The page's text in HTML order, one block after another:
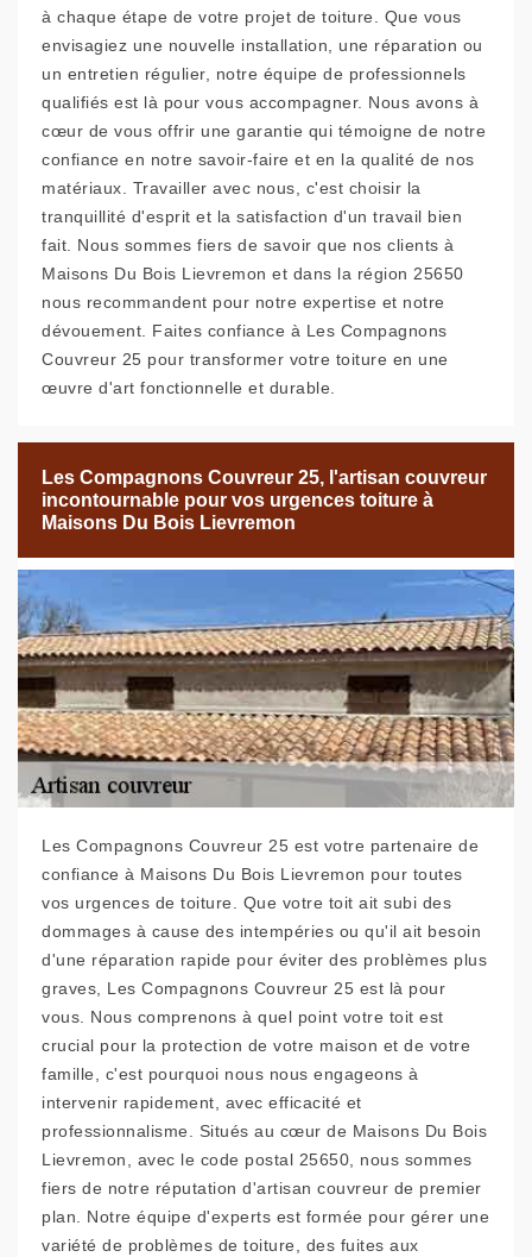
à chaque étape de votre projet de toiture. Que vous
envisagiez une nouvelle installation, une réparation ou
un entretien régulier, notre équipe de professionnels
qualifiés est là pour vous accompagner. Nous avons à
cœur de vous offrir une garantie qui témoigne de notre
confiance en notre savoir-faire et en la qualité de nos
matériaux. Travailler avec nous, c'est choisir la
tranquillité d'esprit et la satisfaction d'un travail bien
fait. Nous sommes fiers de savoir que nos clients à
Maisons Du Bois Lievremon et dans la région 25650
nous recommandent pour notre expertise et notre
dévouement. Faites confiance à Les Compagnons
Couvreur 25 pour transformer votre toiture en une
œuvre d'art fonctionnelle et durable.
Les Compagnons Couvreur 25, l'artisan couvreur
incontournable pour vos urgences toiture à
Maisons Du Bois Lievremon
Les Compagnons Couvreur 25 est votre partenaire de
confiance à Maisons Du Bois Lievremon pour toutes
vos urgences de toiture. Que votre toit ait subi des
dommages à cause des intempéries ou qu'il ait besoin
d'une réparation rapide pour éviter des problèmes plus
graves, Les Compagnons Couvreur 25 est là pour
vous. Nous comprenons à quel point votre toit est
crucial pour la protection de votre maison et de votre
famille, c'est pourquoi nous nous engageons à
intervenir rapidement, avec efficacité et
professionnalisme. Situés au cœur de Maisons Du Bois
Lievremon, avec le code postal 25650, nous sommes
fiers de notre réputation d'artisan couvreur de premier
plan. Notre équipe d'experts est formée pour gérer une
variété de problèmes de toiture, des fuites aux